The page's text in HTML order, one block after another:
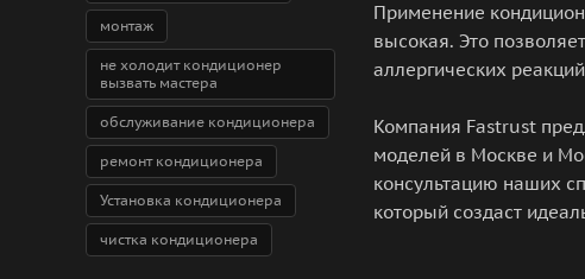
Применение
высокая. Это
аллергических
Компания Fastrust
моделей в Москве и
консультацию наших
который создаст
монтаж
не холодит кондиционер
вызвать мастера
обслуживание кондиционера
ремонт кондиционера
Установка кондиционера
чистка кондиционера